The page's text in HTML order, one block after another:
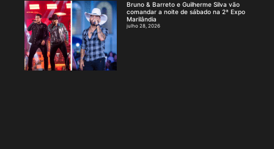
Bruno & Barreto e Guilherme Silva vão
comandar a noite de sábado na 2ª Expo
Marilândia
julho 28, 2026